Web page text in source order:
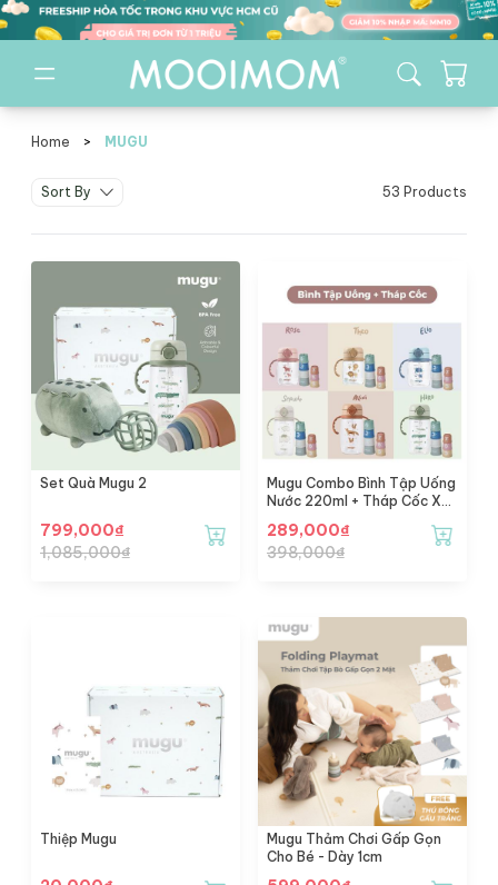
Home > MUGU
MUGU brand
Sort By 53 Products
Set Quà Mugu 2
799,000₫
1,085,000₫
Mugu Combo Bình Tập Uống
Nước 220ml + Tháp Cốc Xếp
289,000₫
398,000₫
Thiệp Mugu
Mugu Thảm Chơi Gấp Gọn
Cho Bé - Dày 1cm